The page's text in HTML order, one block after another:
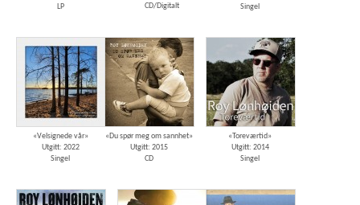
LP
CD/Digitalt
Singel
«Velsignede vår»
Utgitt: 2022
Singel
«Du spør meg om sannhet»
Utgitt: 2015
CD
«Toreværtid»
Utgitt: 2014
Singel